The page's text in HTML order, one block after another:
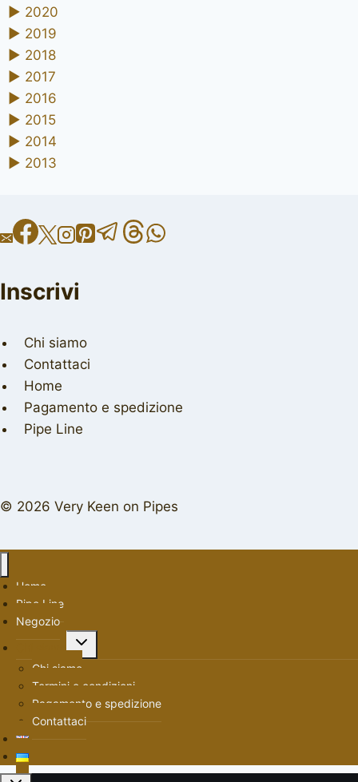
► 2020
► 2019
► 2018
► 2017
► 2016
► 2015
► 2014
► 2013
Inscrivi
Chi siamo
Contattaci
Home
Pagamento e spedizione
Pipe Line
© 2026 Very Keen on Pipes
Home
Pipe Line
Negozio
Alterna
menu
Chi siamo
Termini e condizioni
Pagamento e spedizione
Contattaci